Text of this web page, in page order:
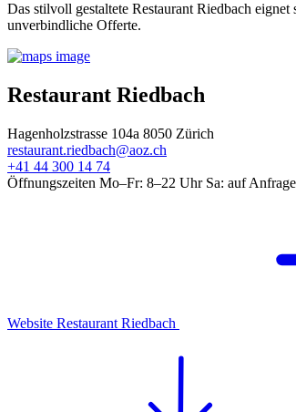
Das stilvoll gestaltete Restaurant Riedbach
unverbindliche Offerte.
Restaurant Riedbach
Hagenholzstrasse 104a 8050 Zürich
restaurant.riedbach@aoz.ch
+41 44 300 14 74
Öffnungszeiten Mo–Fr: 8–22 Uhr Sa: auf
Website Restaurant Riedbach